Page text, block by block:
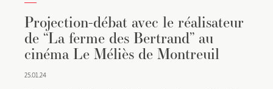
Projection-débat avec le réalisateur
de “La ferme des Bertrand” au
cinéma Le Méliès de Montreuil
25.01.24